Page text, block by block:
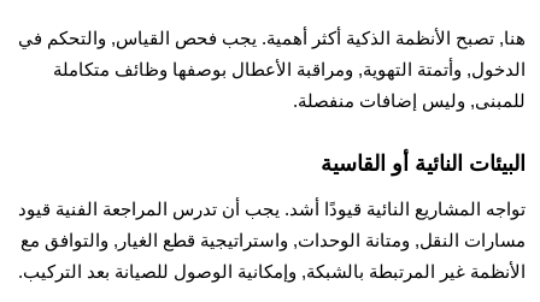
هنا, تصبح الأنظمة الذكية أكثر أهمية. يجب فحص القياس, والتحكم في
الدخول, وأتمتة التهوية, ومراقبة الأعطال بوصفها وظائف متكاملة
للمبنى, وليس إضافات منفصلة.
البيئات النائية أو القاسية
تواجه المشاريع النائية قيودًا أشد. يجب أن تدرس المراجعة الفنية قيود
مسارات النقل, ومتانة الوحدات, واستراتيجية قطع الغيار, والتوافق مع
الأنظمة غير المرتبطة بالشبكة, وإمكانية الوصول للصيانة بعد التركيب.